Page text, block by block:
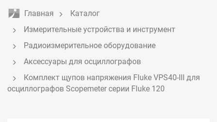
Главная
Каталог
Измерительные устройства и инструмент
Радиоизмерительное оборудование
Аксессуары для осциллографов
Комплект щупов напряжения Fluke VPS40-III для
осциллографов Scopemeter серии Fluke 120